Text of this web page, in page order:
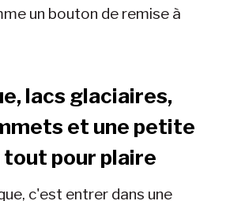
un bouton de remise à
lacs glaciaires,
et une petite
tout pour plaire
c'est entrer dans une